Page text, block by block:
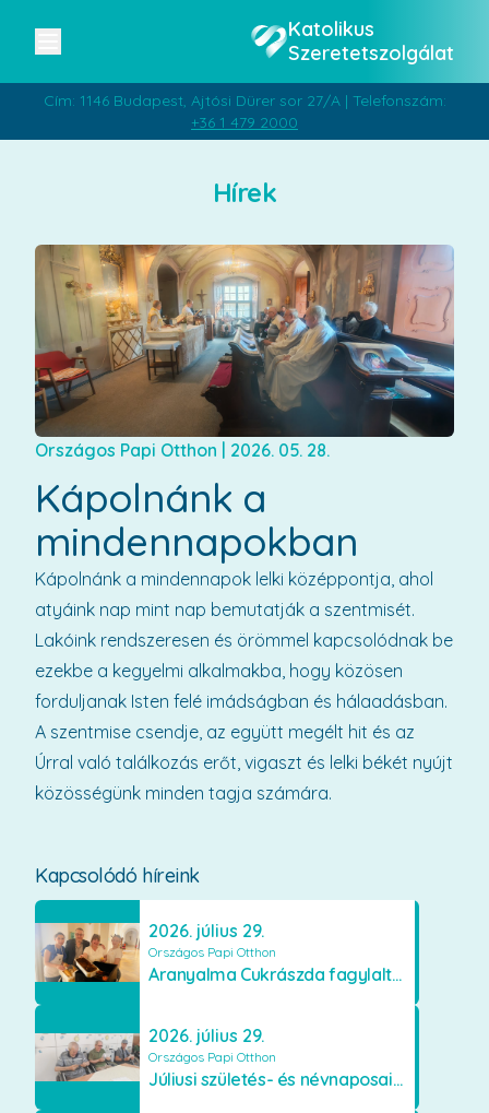
Katolikus
Szeretetszolgálat
Cím: 1146 Budapest, Ajtósi Dürer sor 27/A | Telefonszám:
+36 1 479 2000
Hírek
Kapcsolódó híreink
2026. július 29.
Országos Papi Otthon
Aranyalma Cukrászda fagylaltos meglepetés
2026. július 29.
Országos Papi Otthon
Júliusi születés- és névnaposaink
Országos Papi Otthon | 2026. 05. 28.
Kápolnánk a
mindennapokban
Kápolnánk a mindennapok lelki középpontja, ahol
atyáink nap mint nap bemutatják a szentmisét.
Lakóink rendszeresen és örömmel kapcsolódnak be
ezekbe a kegyelmi alkalmakba, hogy közösen
forduljanak Isten felé imádságban és hálaadásban.
A szentmise csendje, az együtt megélt hit és az
Úrral való találkozás erőt, vigaszt és lelki békét nyújt
közösségünk minden tagja számára.